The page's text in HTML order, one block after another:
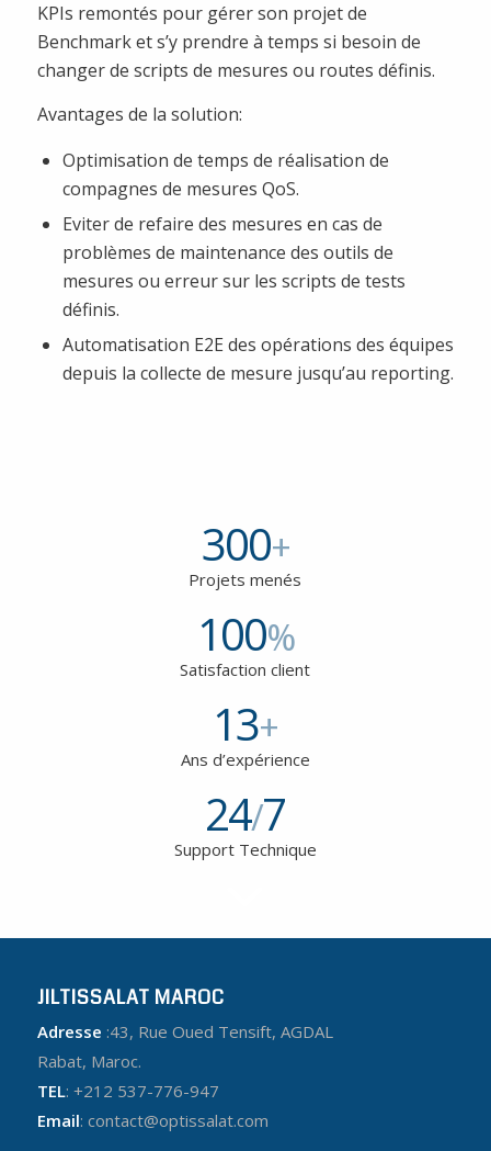
KPIs remontés pour gérer son projet de
Benchmark et s’y prendre à temps si besoin de
changer de scripts de mesures ou routes définis.
Avantages de la solution:
Optimisation de temps de réalisation de
compagnes de mesures QoS.
Eviter de refaire des mesures en cas de
problèmes de maintenance des outils de
mesures ou erreur sur les scripts de tests
définis.
Automatisation E2E des opérations des équipes
depuis la collecte de mesure jusqu’au reporting.
300+
Projets menés
100%
Satisfaction client
13+
Ans d’expérience
24/7
Support Technique
JILTISSALAT MAROC
Adresse :43, Rue Oued Tensift, AGDAL
Rabat, Maroc.
TEL: +212 537-776-947
Email: contact@optissalat.com